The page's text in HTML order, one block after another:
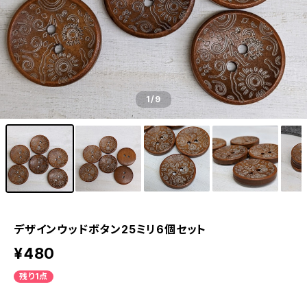
1/9
デザインウッドボタン25ミリ6個セット
¥480
残り1点